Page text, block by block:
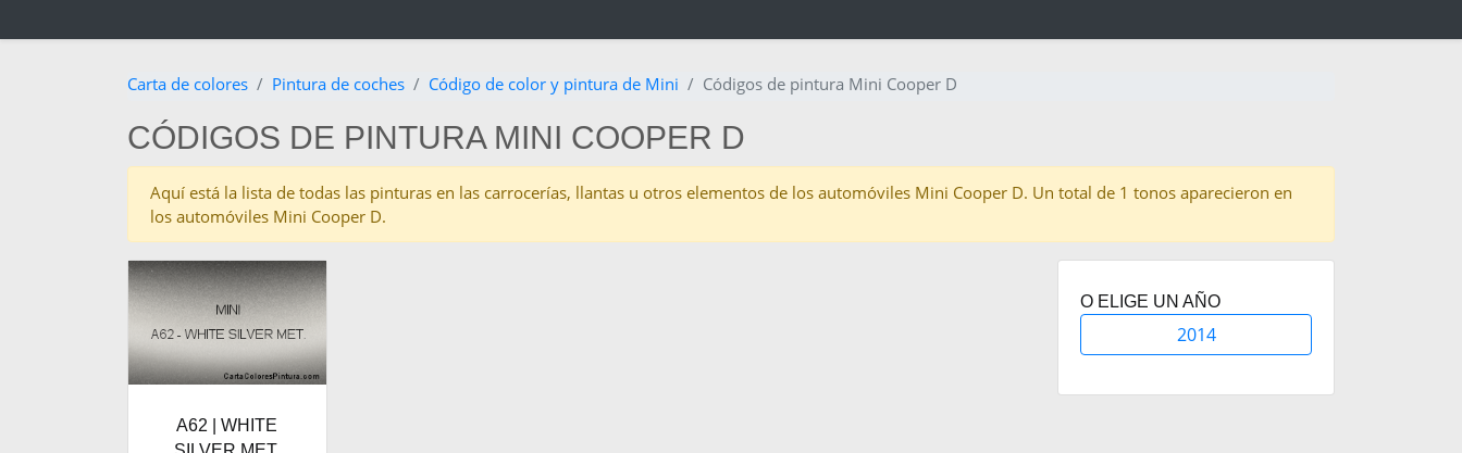
Carta de colores Pintura de coches Código de color y pintura de Mini Códigos de pintura Mini Cooper D
CÓDIGOS DE PINTURA MINI COOPER D
Aquí está la lista de todas las pinturas en las carrocerías, llantas u otros elementos de los automóviles Mini Cooper D. Un total de 1 tonos aparecieron en
los automóviles Mini Cooper D.
A62 | WHITE
O ELIGE UN AÑO
2014